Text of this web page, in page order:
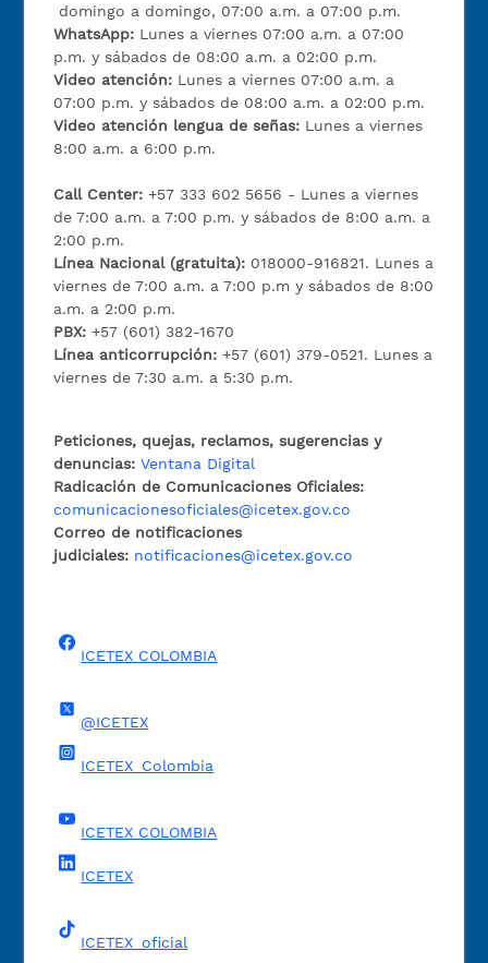
domingo a domingo, 07:00 a.m. a 07:00 p.m.
WhatsApp: Lunes a viernes 07:00 a.m. a 07:00
p.m. y sábados de 08:00 a.m. a 02:00 p.m.
Video atención: Lunes a viernes 07:00 a.m. a
07:00 p.m. y sábados de 08:00 a.m. a 02:00 p.m.
Video atención lengua de señas: Lunes a viernes
8:00 a.m. a 6:00 p.m.
Call Center:+57 333 602 5656 - Lunes a viernes
de 7:00 a.m. a 7:00 p.m. y sábados de 8:00 a.m. a
2:00 p.m.
Línea Nacional (gratuita): 018000-916821. Lunes a
viernes de 7:00 a.m. a 7:00 p.m y sábados de 8:00
a.m. a 2:00 p.m.
PBX:+57 (601) 382-1670
Línea anticorrupción:+57 (601) 379-0521. Lunes a
viernes de 7:30 a.m. a 5:30 p.m.
Peticiones, quejas, reclamos, sugerencias y
denuncias: Ventana Digital
Radicación de Comunicaciones Oficiales:
comunicacionesoficiales@icetex.gov.co
Correo de notificaciones
judiciales: notificaciones@icetex.gov.co
ICETEX COLOMBIA
@ICETEX
ICETEX_Colombia
ICETEX COLOMBIA
ICETEX
ICETEX_oficial